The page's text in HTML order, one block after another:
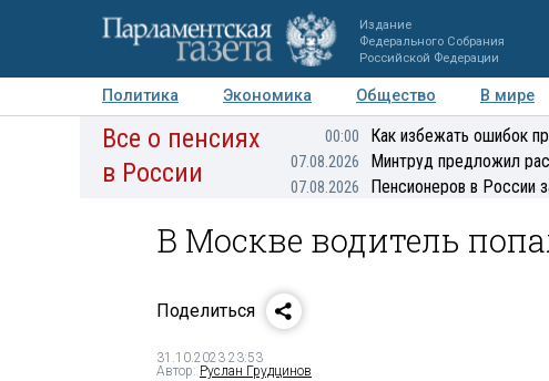
Издание
Федерального Собрания
Российской Федерации
Политика Экономика Общество В мире
Авторы Персоны Мнения Регионы
Все о пенсиях
в России
00:00 Как избежать ошибок
07.08.2026 Минтруд предложил
07.08.2026 Пенсионеров в России
В Москве водитель
Поделиться
31.10.2023 23:53
Автор: Руслан Грудцинов